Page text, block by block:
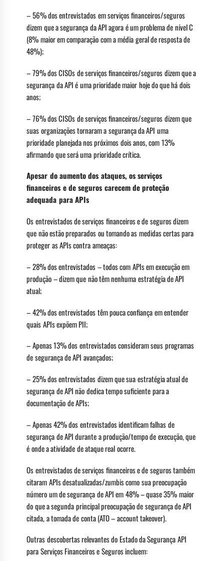
– 56% dos entrevistados em serviços financeiros/seguros
dizem que a segurança da API agora é um problema de nível C
(8% maior em comparação com a média geral de resposta de
48%);
– 79% dos CISOs de serviços financeiros/seguros dizem que a
segurança da API é uma prioridade maior hoje do que há dois
anos;
– 76% dos CISOs de serviços financeiros/seguros dizem que
suas organizações tornaram a segurança da API uma
prioridade planejada nos próximos dois anos, com 13%
afirmando que será uma prioridade crítica.
Apesar do aumento dos ataques, os serviços
financeiros e de seguros carecem de proteção
adequada para APIs
Os entrevistados de serviços financeiros e de seguros dizem
que não estão preparados ou tomando as medidas certas para
proteger as APIs contra ameaças:
– 28% dos entrevistados – todos com APIs em execução em
produção – dizem que não têm nenhuma estratégia de API
atual;
– 42% dos entrevistados têm pouca confiança em entender
quais APIs expõem PII;
– Apenas 13% dos entrevistados consideram seus programas
de segurança de API avançados;
– 25% dos entrevistados dizem que sua estratégia atual de
segurança de API não dedica tempo suficiente para a
documentação de APIs;
– Apenas 42% dos entrevistados identificam falhas de
segurança de API durante a produção/tempo de execução, que
é onde a atividade de ataque real ocorre.
Os entrevistados de serviços financeiros e de seguros também
citaram APIs desatualizadas/zumbis como sua preocupação
número um de segurança de API em 48% – quase 35% maior
do que a segunda principal preocupação de segurança de API
citada, a tomada de conta (ATO – account takeover).
Outras descobertas relevantes do Estado da Segurança API
para Serviços Financeiros e Seguros incluem: